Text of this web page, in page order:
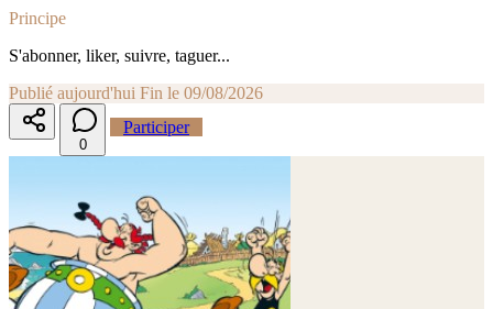
Principe
S'abonner, liker, suivre, taguer...
Publié aujourd'hui Fin le 09/08/2026
0
Participer